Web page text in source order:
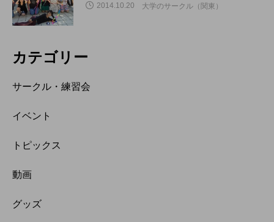
2014.10.20 大学のサークル（関東）
カテゴリー
サークル・練習会
イベント
トピックス
動画
グッズ